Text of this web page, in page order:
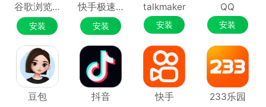
谷歌浏览器Google Chrome
安装
快手极速版
安装
talkmaker
安装
QQ
安装
豆包 抖音 快手 233乐园